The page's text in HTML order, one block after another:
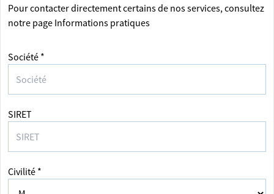
Pour contacter directement certains de nos services, consultez
notre page Informations pratiques
Société *
SIRET
Civilité *